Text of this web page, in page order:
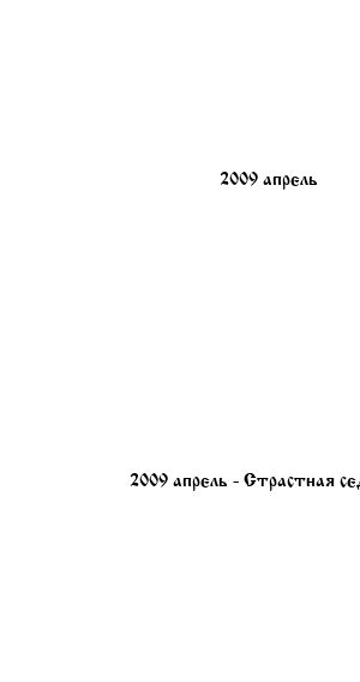
2009 апрель
2009 апрель - Страстная